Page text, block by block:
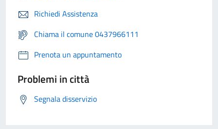
Richiedi Assistenza
Chiama il comune 0437966111
Prenota un appuntamento
Problemi in città
Segnala disservizio